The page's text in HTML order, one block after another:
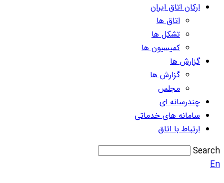
ارکان اتاق ایران
اتاق ها
تشکل ها
کمیسیون ها
گزارش ها
گزارش ها
مجلس
چندرسانه ای
سامانه های خدماتی
ارتباط با اتاق
Search
En